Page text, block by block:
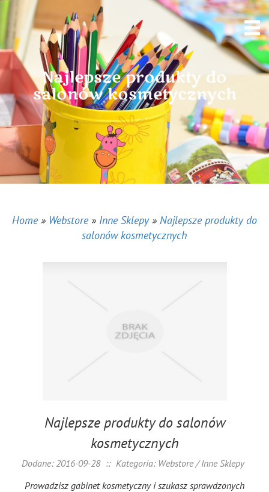
Najlepsze produkty do
salonów kosmetycznych
Home» Webstore» Inne Sklepy» Najlepsze produkty do
salonów kosmetycznych
Najlepsze produkty do salonów
kosmetycznych
Dodane: 2016-09-28 :: Kategoria: Webstore / Inne Sklepy
Prowadzisz gabinet kosmetyczny i szukasz sprawdzonych